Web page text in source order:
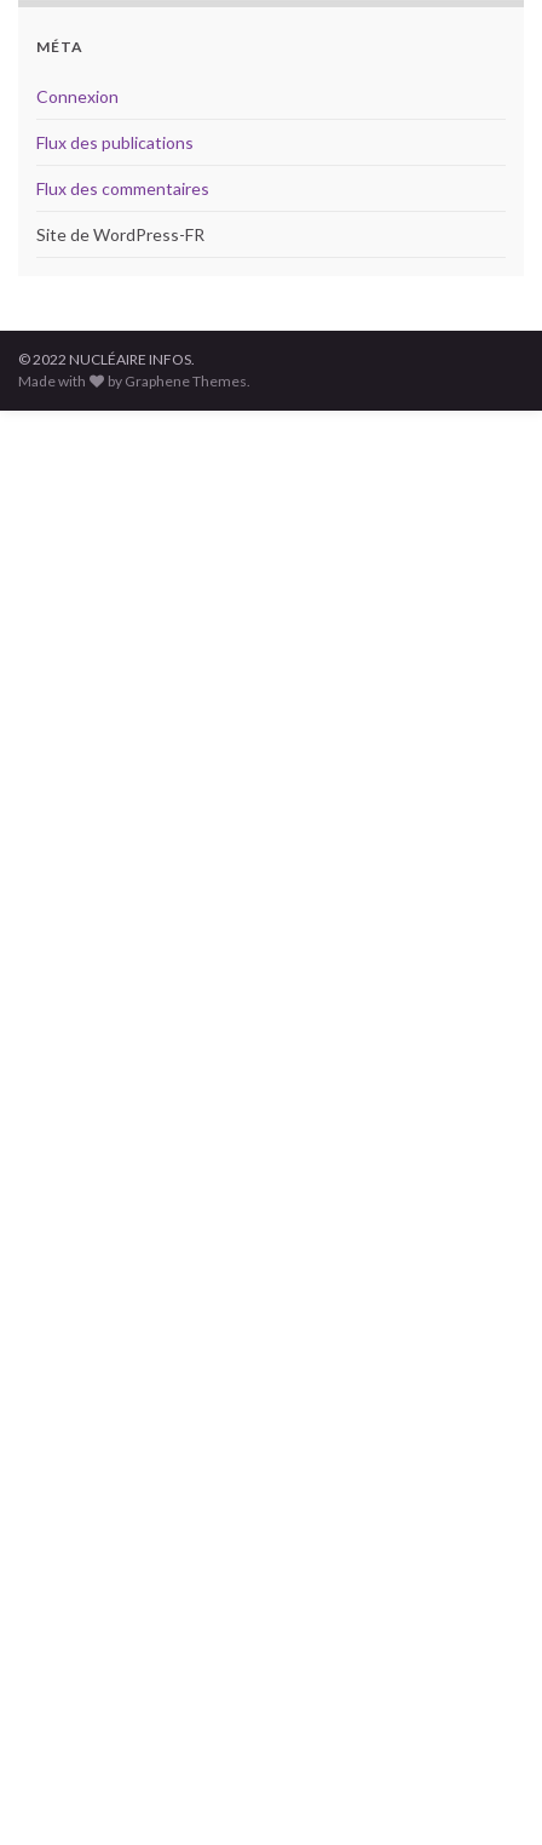
MÉTA
Connexion
Flux des publications
Flux des commentaires
Site de WordPress-FR
© 2022 NUCLÉAIRE INFOS.
Made with
by Graphene Themes.